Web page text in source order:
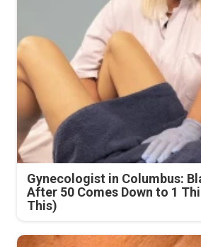
Gynecologist in Columbus:
After 50 Comes Down to 1
This)